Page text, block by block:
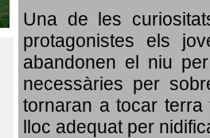
Una de les
protagonistes els
abandonen el niu
necessàries per
tornaran a tocar
lloc adequat per